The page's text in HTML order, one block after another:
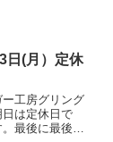
日(月）定休
工房グリング
日は定休日で
最後に最後ま